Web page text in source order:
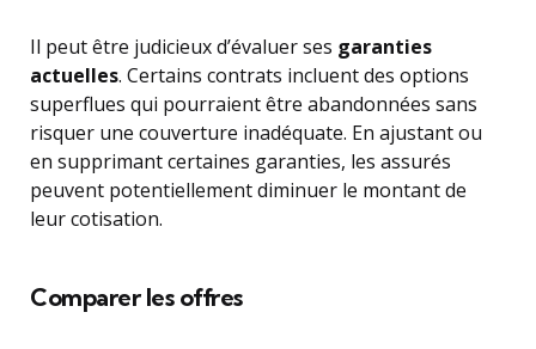
Il peut être judicieux d’évaluer ses garanties
actuelles. Certains contrats incluent des options
superflues qui pourraient être abandonnées sans
risquer une couverture inadéquate. En ajustant ou
en supprimant certaines garanties, les assurés
peuvent potentiellement diminuer le montant de
leur cotisation.
Comparer les offres